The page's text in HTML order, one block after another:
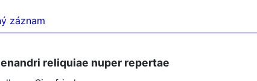
záznam
reliquiae nuper repertae